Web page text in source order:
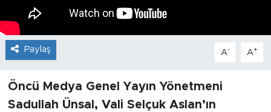
Paylaş A- A+
Öncü Medya Genel Yayın Yönetmeni
Sadullah Ünsal, Vali Selçuk Aslan’ın